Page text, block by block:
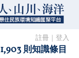
註冊 登入
1,903 則知識條目